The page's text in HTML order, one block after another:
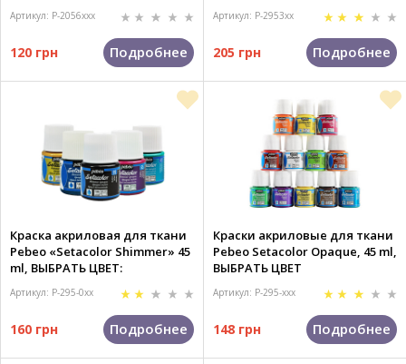
Артикул: P-2056xxx
120 грн Подробнее
Артикул: P-2953xx
205 грн Подробнее
Краска акриловая для ткани
Pebeo «Setacolor Shimmer» 45
ml, ВЫБРАТЬ ЦВЕТ:
Артикул: P-295-0xx
160 грн Подробнее
Краски акриловые для ткани
Pebeo Setacolor Opaque, 45 ml,
ВЫБРАТЬ ЦВЕТ
Артикул: P-295-xxx
148 грн Подробнее